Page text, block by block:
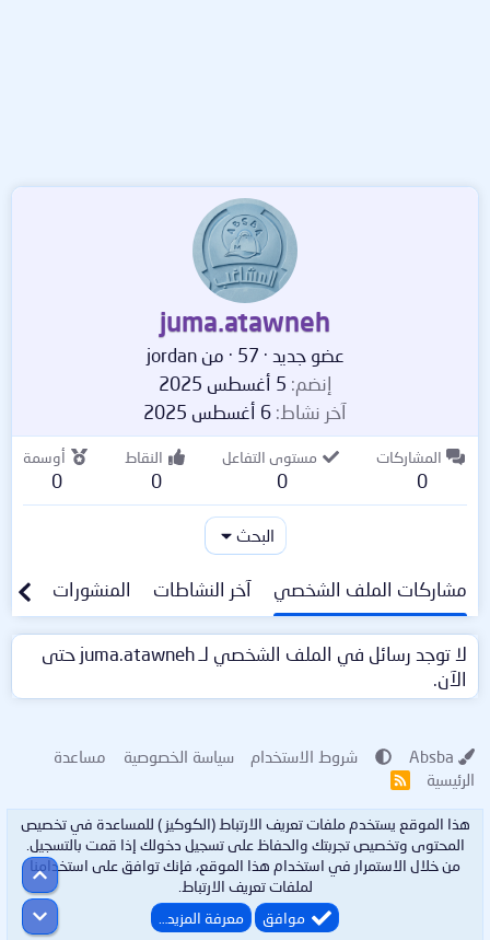
juma.atawneh
عضو جديد ·
· منjordan
إنضم 5 أغسطس 2025
آخر نشاط 6 أغسطس 2025
المشاركات
0
مستوى التفاعل
0
النقاط
0
أوسمة
0
البحث
مشاركات الملف الشخصي آخر النشاطات المنشورات
لا توجد رسائل في الملف الشخصي لـ juma.atawneh حتى
الآن.
شروط الاستخدام سياسة الخصوصية
مساعدة
الرئيسية
R
هذا الموقع يستخدم ملفات تعريف الارتباط (الكوكيز ) للمساعدة في تخصيص
المحتوى وتخصيص تجربتك والحفاظ على تسجيل دخولك إذا قمت بالتسجيل.
من خلال الاستمرار في استخدام هذا الموقع، فإنك توافق على استخدامنا
لملفات تعريف الارتباط.
موافق
معرفة المزيد…
أعلى